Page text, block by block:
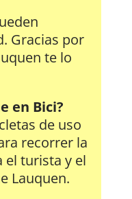
Gracias por
te lo
en Bici?
de uso
recorrer la
el turista y el
Lauquen.